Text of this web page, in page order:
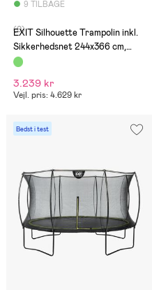
9 TILBAGE
(0)
EXIT Silhouette Trampolin inkl.
Sikkerhedsnet 244x366 cm,
Grøn
3.239 kr
Vejl. pris: 4.629 kr
Bedst i test